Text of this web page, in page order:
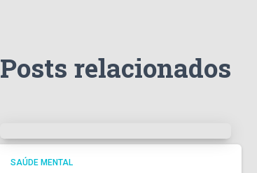
Posts relacionados
SAÚDE MENTAL